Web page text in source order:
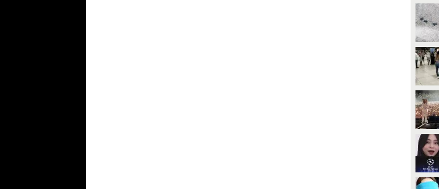
Roggero e Luca Sommi a Dritto e
Rovescio nel dicembre 2023. Alla
gioielliere, ora condannato in via